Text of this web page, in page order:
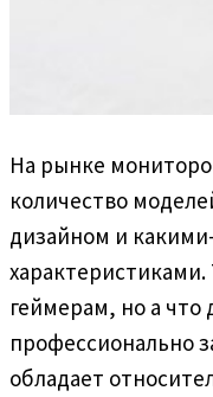
На рынке
количество
дизайном и
геймерам, но а что
профессионально
обладает